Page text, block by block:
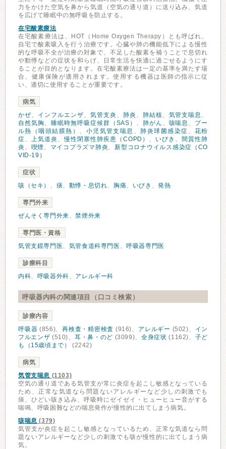
力をかけた空気を鼻から気道（空気の通り道）に送り込み、気道
を広げて睡眠中の無呼吸を防止する。
在宅酸素療法
在宅酸素療法は、HOT（Home Oxygen Therapy）とも呼ばれ、
自宅で酸素吸入を行う治療です。心臓や肺の機能低下による慢性
的な呼吸不全が治療の対象で、不足した酸素を補うことで息切れ
や動悸などの症状を和らげ、日常生活を快適に過ごせるようにす
ることが目的となります。在宅酸素療法は一定の基準を満たす場
合、健康保険が適用されます。使用する機器は医師の指示に従
い、適切に使用することが重要です。
病気
かぜ、 インフルエンザ、 気管支炎 、 肺炎 、 肺結核、 気管支喘息 、
自然気胸 、 睡眠時無呼吸症候群（SAS） 、 肺がん 、 咳喘息 、 プー
ル熱（咽頭結膜熱） 、 小児気管支喘息 、 肺炎球菌感染症 、 花粉
症、上気道炎 、慢性閉塞性肺疾患（COPD） 、 いびき 、 間質性肺
炎 、 喫煙 、 マイコプラズマ肺炎、新型コロナウイルス感染症（CO
VID-19）
症状
咳（セキ） 、 痰、 動悸・息切れ、 胸痛、 いびき 、発熱
専門外来
ぜんそく専門外来、禁煙外来
専門医・資格
気管支鏡専門医、 気管食道科専門医 、呼吸器専門医
診療科目
内科、 呼吸器外科、 アレルギー科
呼吸器内科の関連項目（口コミ検索）
診療内容
呼吸器 (856)、再検査・精密検査 (916)、 アレルギー (502)、 イン
フルエンザ (510)、 耳・鼻・のど (3099)、 全身症状 (1162)、 子ど
も（15歳頃まで）
(2242)
病気
気管支喘息 (1103)
空気の通り道である気管支が常に炎症を起こし敏感となっている
ため、正常な気道なら問題ないアレルギーなど少しの刺激でも
痰、ひどい咳き込み、呼吸時にゼイゼイ・ヒューヒュー音がする
喘鳴、呼吸困難などの喘息発作が慢性的に出てしまう病気。
咳喘息 (379)
気管支が炎症を起こし敏感となっているため、正常な気道なら問
題ないアレルギーなど少しの刺激でも咳が慢性的に出てしまう病
気。